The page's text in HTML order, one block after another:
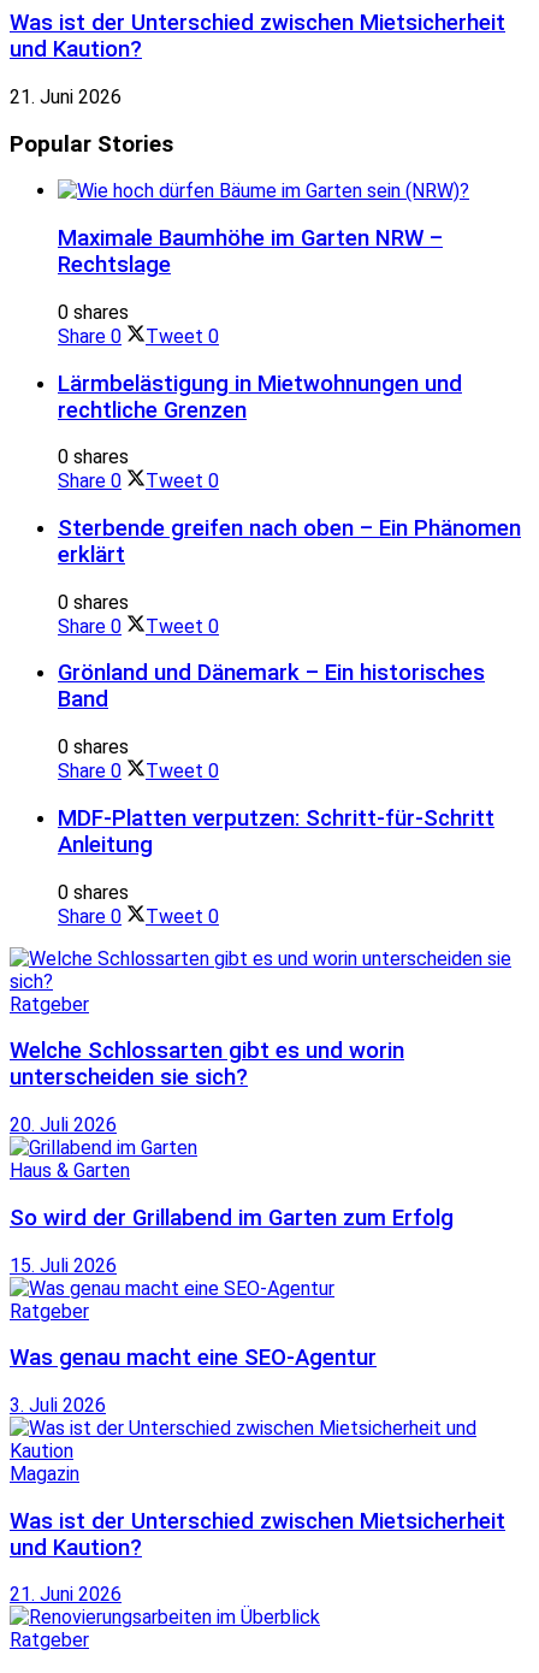
Was ist der Unterschied zwischen Mietsicherheit
und Kaution?
21. Juni 2026
Popular Stories
Maximale Baumhöhe im Garten NRW –
Rechtslage
0 shares
Share 0 Tweet 0
Lärmbelästigung in Mietwohnungen und
rechtliche Grenzen
0 shares
Share 0 Tweet 0
Sterbende greifen nach oben – Ein Phänomen
erklärt
0 shares
Share 0 Tweet 0
Grönland und Dänemark – Ein historisches
Band
0 shares
Share 0 Tweet 0
MDF-Platten verputzen: Schritt-für-Schritt
Anleitung
0 shares
Share 0 Tweet 0
Ratgeber
Welche Schlossarten gibt es und worin
unterscheiden sie sich?
20. Juli 2026
Haus & Garten
So wird der Grillabend im Garten zum Erfolg
15. Juli 2026
Ratgeber
Was genau macht eine SEO-Agentur
3. Juli 2026
Magazin
Was ist der Unterschied zwischen Mietsicherheit
und Kaution?
21. Juni 2026
Ratgeber